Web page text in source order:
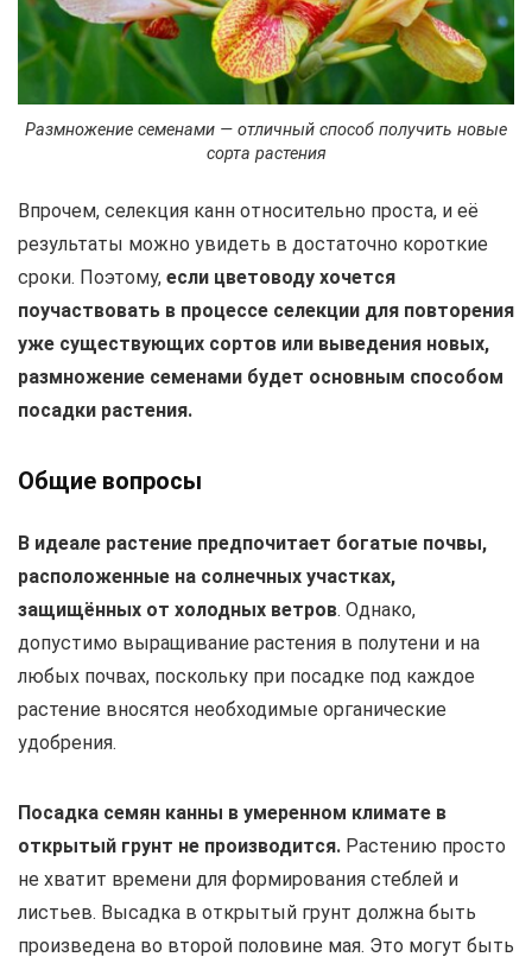
Размножение семенами — отличный способ получить новые
сорта растения
Впрочем, селекция канн относительно проста, и её
результаты можно увидеть в достаточно короткие
сроки. Поэтому, если цветоводу хочется
поучаствовать в процессе селекции для повторения
уже существующих сортов или выведения новых,
размножение семенами будет основным способом
посадки растения.
Общие вопросы
В идеале растение предпочитает богатые почвы,
расположенные на солнечных участках,
защищённых от холодных ветров. Однако,
допустимо выращивание растения в полутени и на
любых почвах, поскольку при посадке под каждое
растение вносятся необходимые органические
удобрения.
Посадка семян канны в умеренном климате в
открытый грунт не производится. Растению просто
не хватит времени для формирования стеблей и
листьев. Высадка в открытый грунт должна быть
произведена во второй половине мая. Это могут быть